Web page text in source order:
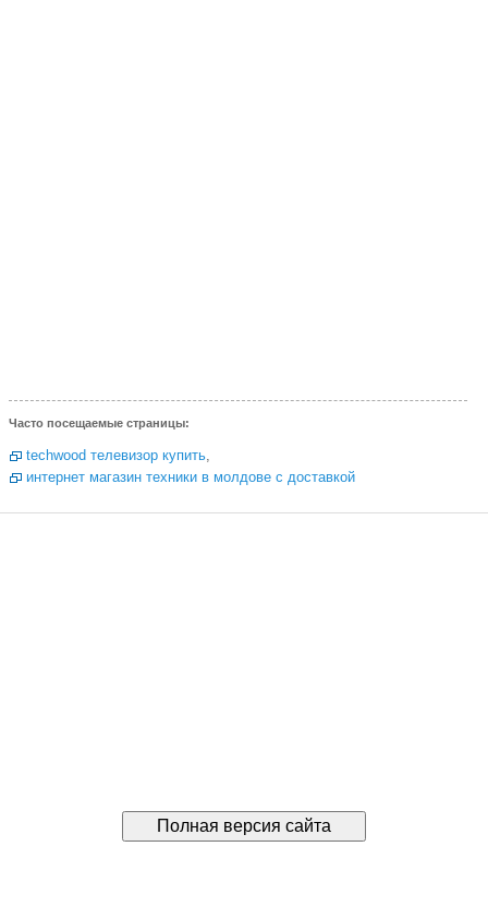
Часто посещаемые страницы:
techwood телевизор купить,
интернет магазин техники в молдове с доставкой